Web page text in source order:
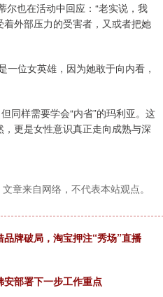
尔也在活动中回应：“老实说，我
外部压力的受害者，又或者把她
一位女英雄，因为她敢于向内看，
同样需要学会“内省”的玛利亚。这
更是女性意识真正走向成熟与深
章来自网络，不代表本站观点。
牌破局，淘宝押注“秀场”直播
部署下一步工作重点